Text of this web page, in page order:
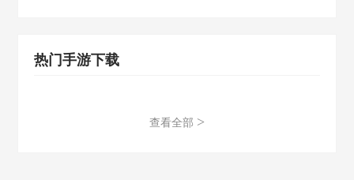
热门手游下载
查看全部 >